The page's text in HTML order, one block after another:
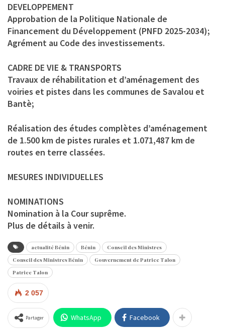
DEVELOPPEMENT
Approbation de la Politique Nationale de
Financement du Développement (PNFD 2025-2034);
Agrément au Code des investissements.
CADRE DE VIE & TRANSPORTS
Travaux de réhabilitation et d’aménagement des
voiries et pistes dans les communes de Savalou et
Bantè;
Réalisation des études complètes d’aménagement
de 1.500 km de pistes rurales et 1.071,487 km de
routes en terre classées.
MESURES INDIVIDUELLES
NOMINATIONS
Nomination à la Cour suprême.
Plus de détails à venir.
actualité Bénin Bénin
Conseil des Ministres
Conseil des Ministres Bénin
Gouvernement de Patrice Talon
Patrice Talon
2 057
Partager WhatsApp Facebook